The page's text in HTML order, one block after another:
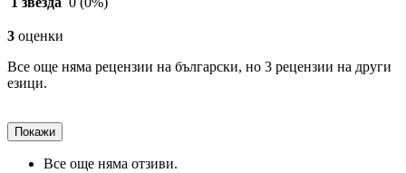
3 оценки
Все още няма рецензии на български, но 3 рецензии на други
езици.
Покажи
Все още няма отзиви.